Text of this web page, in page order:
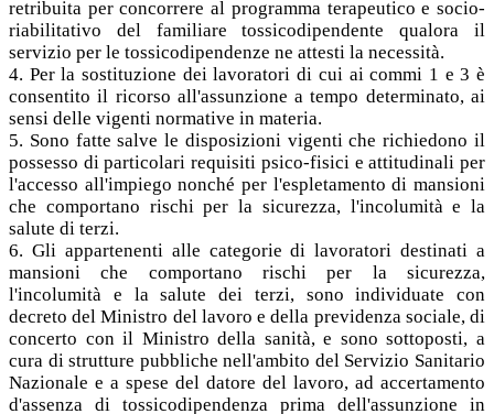
retribuita per concorrere al programma terapeutico e socio-
riabilitativo del familiare tossicodipendente qualora il
servizio per le tossicodipendenze ne attesti la necessità.
4. Per la sostituzione dei lavoratori di cui ai commi 1 e 3 è
consentito il ricorso all'assunzione a tempo determinato, ai
sensi delle vigenti normative in materia.
5. Sono fatte salve le disposizioni vigenti che richiedono il
possesso di particolari requisiti psico-fisici e attitudinali per
l'accesso all'impiego nonché per l'espletamento di mansioni
che comportano rischi per la sicurezza, l'incolumità e la
salute di terzi.
6. Gli appartenenti alle categorie di lavoratori destinati a
mansioni che comportano rischi per la sicurezza,
l'incolumità e la salute dei terzi, sono individuate con
decreto del Ministro del lavoro e della previdenza sociale, di
concerto con il Ministro della sanità, e sono sottoposti, a
cura di strutture pubbliche nell'ambito del Servizio Sanitario
Nazionale e a spese del datore del lavoro, ad accertamento
d'assenza di tossicodipendenza prima dell'assunzione in